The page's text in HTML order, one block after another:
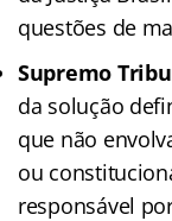
questões de
Supremo
da solução
que não
ou
responsável